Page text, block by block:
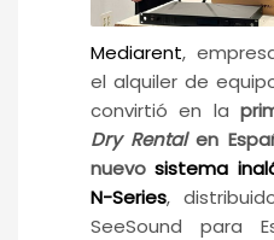
Mediarent,
el alquiler de
convirtió en la
Dry Rentalen
nuevosistema
N-Series,
SeeSound para